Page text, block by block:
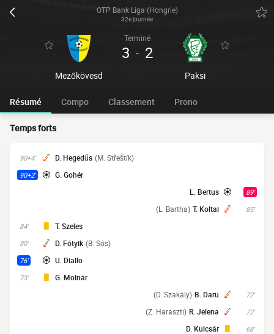
OTP Bank Liga (Hongrie)
32e journée
Mezőkövesd
Terminé
3 - 2
Paksi
Résumé Compo Classement Prono
Temps forts
90+4' D. Hegedűs (M. Střeštík)
90+2' G. Gohér
89'
L. Bertus
85'
T. Koltai
(L. Bartha)
84' T. Szeles
80' D. Fótyik (B. Sós)
76' U. Diallo
73' G. Molnár
72'
B. Daru
(D. Szakály)
72'
R. Jelena
(Z. Haraszti)
68'
D. Kulcsár